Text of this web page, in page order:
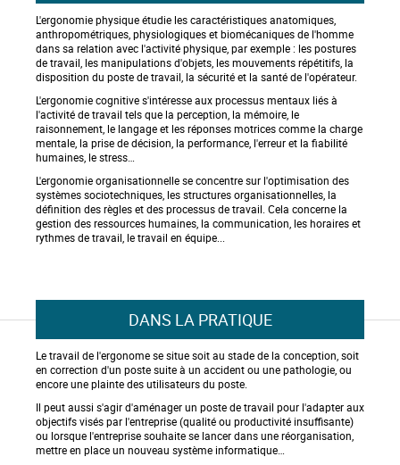
L'ergonomie physique étudie les caractéristiques anatomiques,
anthropométriques, physiologiques et biomécaniques de l'homme
dans sa relation avec l'activité physique, par exemple : les postures
de travail, les manipulations d'objets, les mouvements répétitifs, la
disposition du poste de travail, la sécurité et la santé de l'opérateur.
L'ergonomie cognitive s'intéresse aux processus mentaux liés à
l'activité de travail tels que la perception, la mémoire, le
raisonnement, le langage et les réponses motrices comme la charge
mentale, la prise de décision, la performance, l'erreur et la fiabilité
humaines, le stress…
L'ergonomie organisationnelle se concentre sur l'optimisation des
systèmes sociotechniques, les structures organisationnelles, la
définition des règles et des processus de travail. Cela concerne la
gestion des ressources humaines, la communication, les horaires et
rythmes de travail, le travail en équipe...
DANS LA PRATIQUE
Le travail de l'ergonome se situe soit au stade de la conception, soit
en correction d'un poste suite à un accident ou une pathologie, ou
encore une plainte des utilisateurs du poste.
Il peut aussi s'agir d'aménager un poste de travail pour l'adapter aux
objectifs visés par l'entreprise (qualité ou productivité insuffisante)
ou lorsque l'entreprise souhaite se lancer dans une réorganisation,
mettre en place un nouveau système informatique…